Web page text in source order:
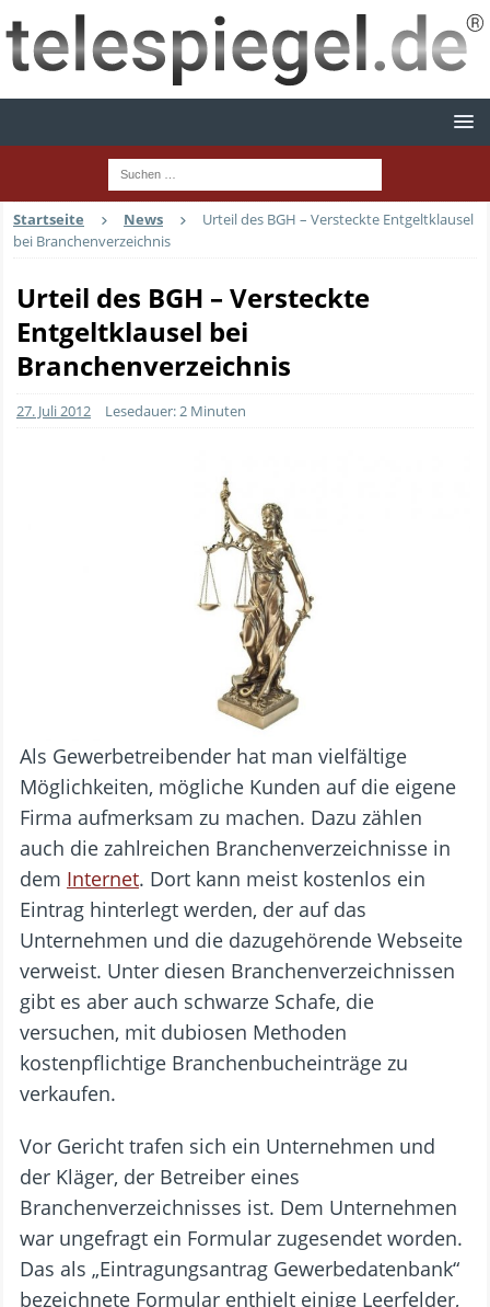
Startseite News
Urteil des BGH – Versteckte Entgeltklausel
bei Branchenverzeichnis
Urteil des BGH – Versteckte
Entgeltklausel bei
Branchenverzeichnis
27. Juli 2012 Lesedauer: 2 Minuten
Als Gewerbetreibender hat man vielfältige
Möglichkeiten, mögliche Kunden auf die eigene
Firma aufmerksam zu machen. Dazu zählen
auch die zahlreichen Branchenverzeichnisse in
dem Internet. Dort kann meist kostenlos ein
Eintrag hinterlegt werden, der auf das
Unternehmen und die dazugehörende Webseite
verweist. Unter diesen Branchenverzeichnissen
gibt es aber auch schwarze Schafe, die
versuchen, mit dubiosen Methoden
kostenpflichtige Branchenbucheinträge zu
verkaufen.
Vor Gericht trafen sich ein Unternehmen und
der Kläger, der Betreiber eines
Branchenverzeichnisses ist. Dem Unternehmen
war ungefragt ein Formular zugesendet worden.
Das als „Eintragungsantrag Gewerbedatenbank“
bezeichnete Formular enthielt einige Leerfelder,